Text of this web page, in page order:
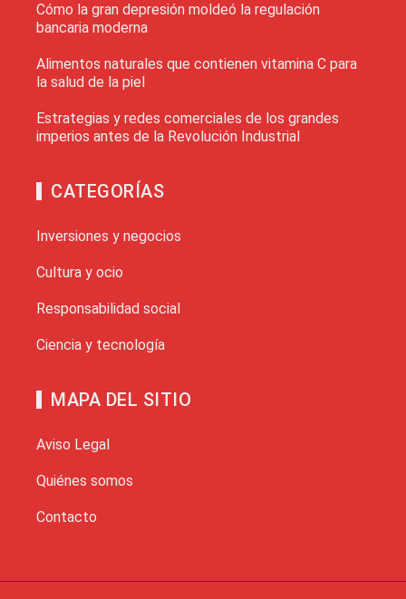
Cómo la gran depresión moldeó la regulación
bancaria moderna
Alimentos naturales que contienen vitamina C para
la salud de la piel
Estrategias y redes comerciales de los grandes
imperios antes de la Revolución Industrial
CATEGORÍAS
Inversiones y negocios
Cultura y ocio
Responsabilidad social
Ciencia y tecnología
MAPA DEL SITIO
Aviso Legal
Quiénes somos
Contacto